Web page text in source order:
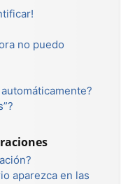
no puedo
aparezca en las